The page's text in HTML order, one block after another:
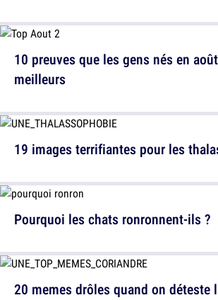
19 images terrifiantes pour les
20 memes drôles quand on déteste
10 preuves que les gens nés en
meilleurs
Pourquoi les chats ronronnent-ils ?